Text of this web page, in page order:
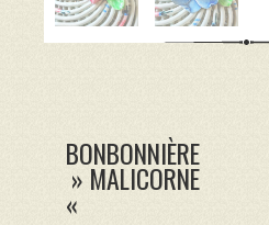
BONBONNIÈRE
» MALICORNE
«